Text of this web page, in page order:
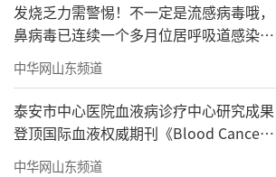
发烧乏力需警惕！不一定是流感病毒哦，
鼻病毒已连续一个多月位居呼吸道感染病
毒首位
中华网山东频道
泰安市中心医院血液病诊疗中心研究成果
登顶国际血液权威期刊《Blood Cancer
Journal》
中华网山东频道